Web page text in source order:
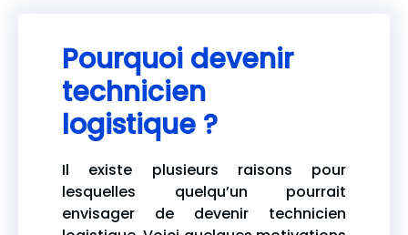
Pourquoi devenir
technicien
logistique ?
Il existe plusieurs raisons pour
lesquelles quelqu’un pourrait
envisager de devenir technicien